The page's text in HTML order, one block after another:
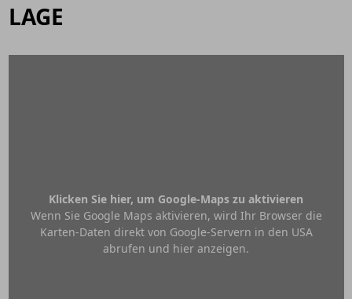
LAGE
Klicken Sie hier, um Google-Maps zu aktivieren
Wenn Sie Google Maps aktivieren, wird Ihr Browser die
Karten-Daten direkt von Google-Servern in den USA
abrufen und hier anzeigen.